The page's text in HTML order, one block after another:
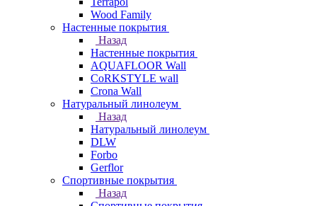
Wood Family
Настенные покрытия
Назад
Настенные покрытия
AQUAFLOOR Wall
CoRKSTYLE wall
Crona Wall
Натуральный линолеум
Назад
Натуральный линолеум
DLW
Forbo
Gerflor
Спортивные покрытия
Назад